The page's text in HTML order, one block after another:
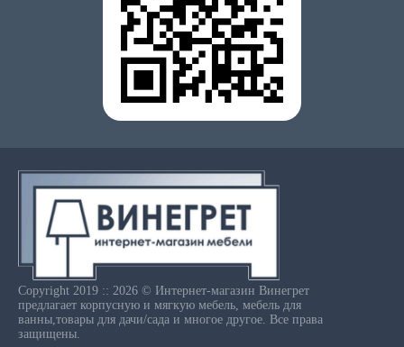
Copyright 2019 :: 2026 © Интернет-магазин Винегрет
предлагает корпусную и мягкую мебель, мебель для
ванны,товары для дачи/сада и многое другое. Все права
защищены.